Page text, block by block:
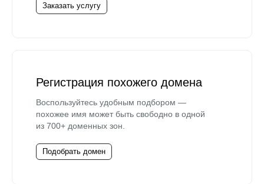
Заказать услугу
Регистрация похожего домена
Воспользуйтесь удобным подбором —
похожее имя может быть свободно в одной
из 700+ доменных зон.
Подобрать домен